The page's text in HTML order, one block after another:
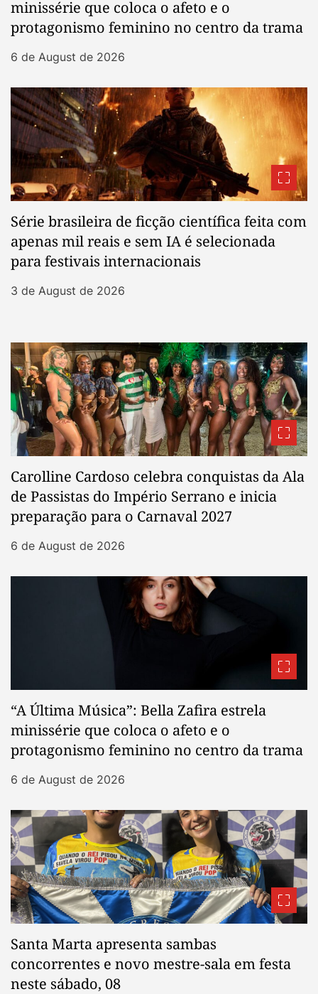
minissérie que coloca o afeto e o
protagonismo feminino no centro da trama
6 de August de 2026
Série brasileira de ficção científica feita com
apenas mil reais e sem IA é selecionada
para festivais internacionais
3 de August de 2026
Carolline Cardoso celebra conquistas da Ala
de Passistas do Império Serrano e inicia
preparação para o Carnaval 2027
6 de August de 2026
“A Última Música”: Bella Zafira estrela
minissérie que coloca o afeto e o
protagonismo feminino no centro da trama
6 de August de 2026
Santa Marta apresenta sambas
concorrentes e novo mestre-sala em festa
neste sábado, 08